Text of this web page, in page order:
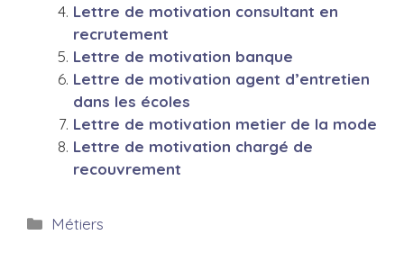
Lettre de motivation consultant en
recrutement
Lettre de motivation banque
Lettre de motivation agent d’entretien
dans les écoles
Lettre de motivation metier de la mode
Lettre de motivation chargé de
recouvrement
Catégories
Métiers